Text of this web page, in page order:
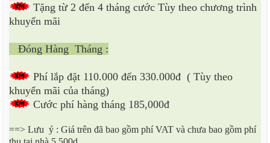
Tặng từ 2 đến 4 tháng cước Tùy theo chương trình
khuyến mãi
Đóng Hàng Tháng :
Phí lắp đặt 110.000 đến 330.000đ ( Tùy theo
khuyến mãi của tháng)
Cước phí hàng tháng 185,000đ
==> Lưu ý : Giá trên đã bao gồm phí VAT và chưa bao gồm phí